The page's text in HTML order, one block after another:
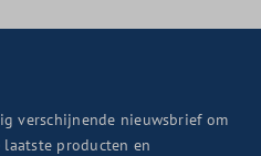
verschijnende nieuwsbrief om
producten en